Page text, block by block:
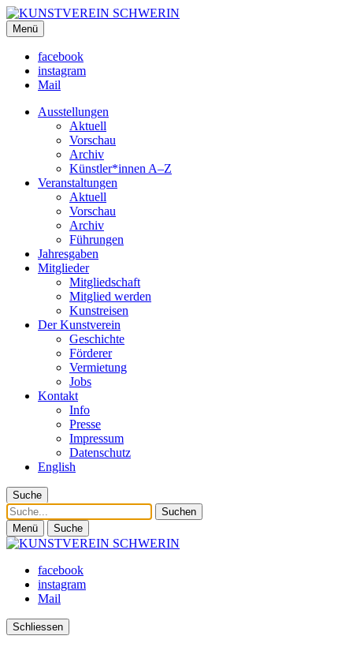
KUNSTVEREIN SCHWERIN
Für Mecklenburg und Vorpommern
Menü
facebook
instagram
Mail
Ausstellungen
Aktuell
Vorschau
Archiv
Künstler*innen A–Z
Veranstaltungen
Aktuell
Vorschau
Archiv
Führungen
Jahresgaben
Mitglieder
Mitgliedschaft
Mitglied werden
Kunstreisen
Der Kunstverein
Geschichte
Förderer
Vermietung
Jobs
Kontakt
Info
Presse
Impressum
Datenschutz
English
Suche
Suche
Menü Suche
facebook
instagram
Mail
Schliessen